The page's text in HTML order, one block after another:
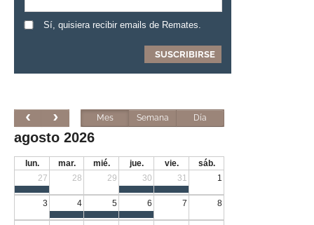
Sí, quisiera recibir emails de Remates.
Mes Semana Día
agosto 2026
lun. mar. mié. jue. vie.
sáb.
27
28 29 30 31 1
3 4 5 6 7 8